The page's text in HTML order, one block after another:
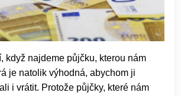
když najdeme půjčku, kterou nám
je natolik výhodná, abychom ji
i vrátit. Protože půjčky, které nám